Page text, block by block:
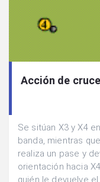
Acción de
Se sitúan X3 y X4
banda, mientras
realiza un pase y
orientación hacia
quién le devuelve